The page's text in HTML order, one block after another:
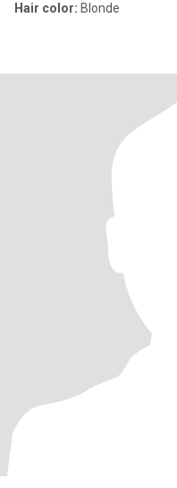
Hair color: Blonde